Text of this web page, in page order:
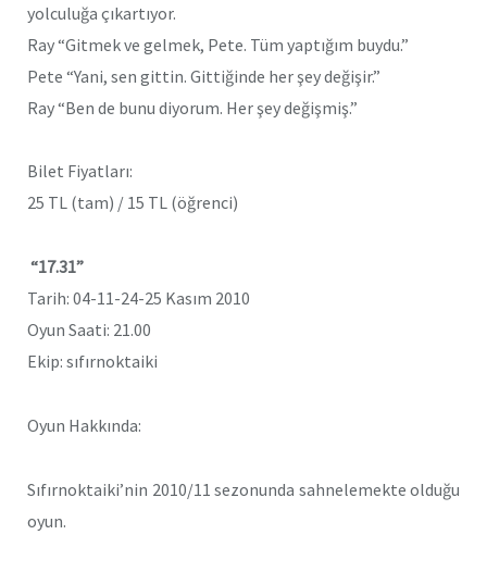
yolculuğa çıkartıyor.
Ray “Gitmek ve gelmek, Pete. Tüm yaptığım buydu.”
Pete “Yani, sen gittin. Gittiğinde her şey değişir.”
Ray “Ben de bunu diyorum. Her şey değişmiş.”
Bilet Fiyatları:
25 TL (tam) / 15 TL (öğrenci)
“17.31”
Tarih: 04-11-24-25 Kasım 2010
Oyun Saati: 21.00
Ekip: sıfırnoktaiki
Oyun Hakkında:
Sıfırnoktaiki’nin 2010/11 sezonunda sahnelemekte olduğu
oyun.